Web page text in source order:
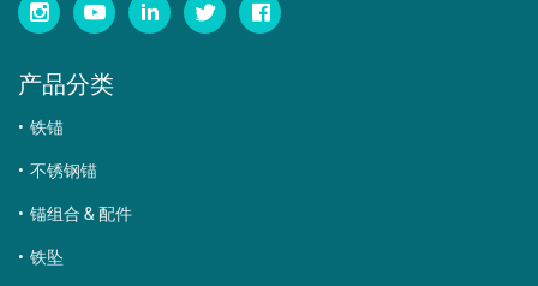
产品分类
铁锚
不锈钢锚
锚组合 & 配件
铁坠